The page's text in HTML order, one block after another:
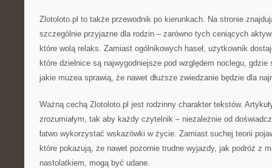
Zlotoloto.pl to także przewodnik po kierunkach. Na stronie
szczególnie przyjazne dla rodzin – zarówno tych ceniących
które wolą relaks. Zamiast ogólnikowych haseł, użytkownik
które dzielnice są najwygodniejsze pod względem noclegu,
jakie muzea sprawią, że nawet dłuższe zwiedzanie będzie dla
Ważną cechą Zlotoloto.pl jest rodzinny charakter tekstów.
zrozumiałym, tak aby każdy czytelnik – niezależnie od
łatwo wykorzystać wskazówki w życie. Zamiast suchej teorii
które pokazują, że nawet pozornie trudne wyjazdy, jak podróż z
nastolatkiem, mogą być udane.